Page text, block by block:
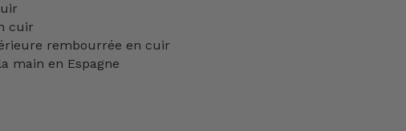
cuir
rembourrée en cuir
main en Espagne